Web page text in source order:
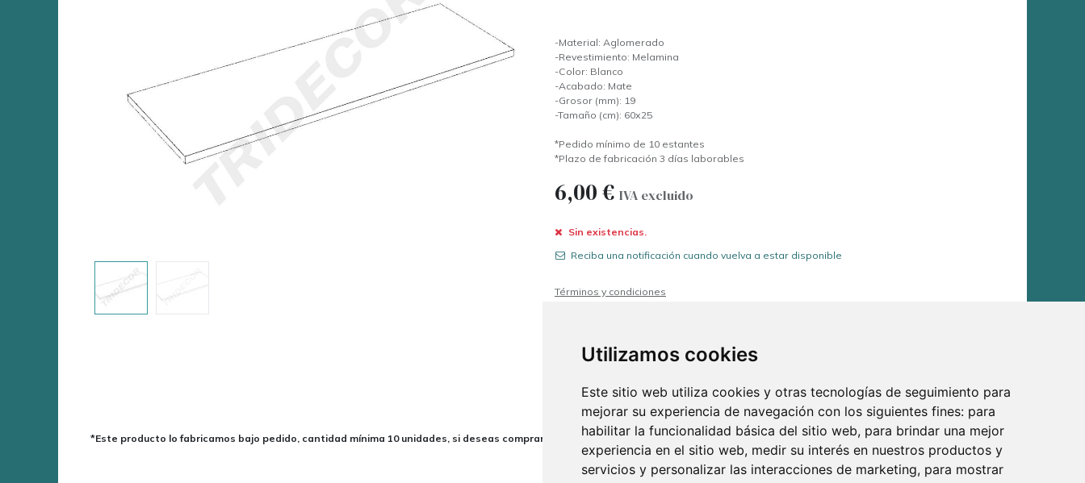
Utilizamos cookies
Este sitio web utiliza cookies y otras tecnologías de seguimiento para
mejorar su experiencia de navegación con los siguientes fines: para
habilitar la funcionalidad básica del sitio web, para brindar una mejor
experiencia en el sitio web, medir su interés en nuestros productos y
servicios y personalizar las interacciones de marketing, para mostrar
-Material: Aglomerado
-Revestimiento: Melamina
-Color: Blanco
-Acabado: Mate
-Grosor (mm): 19
-Tamaño (cm): 60x25
*Pedido mínimo de 10 estantes
*Plazo de fabricación 3 días laborables
6,00€ IVA excluido
Sin existencias.
Reciba una notificación cuando vuelva a estar disponible
Términos y condiciones
*Este producto lo fabricamos bajo pedido, cantidad mínima 10 unidades, si deseas comprarlo ponte en contacto con nosotros: 688 097 373